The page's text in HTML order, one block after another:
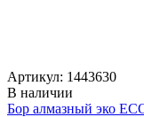
Артикул: 1443630
В наличии
Бор алмазный эко